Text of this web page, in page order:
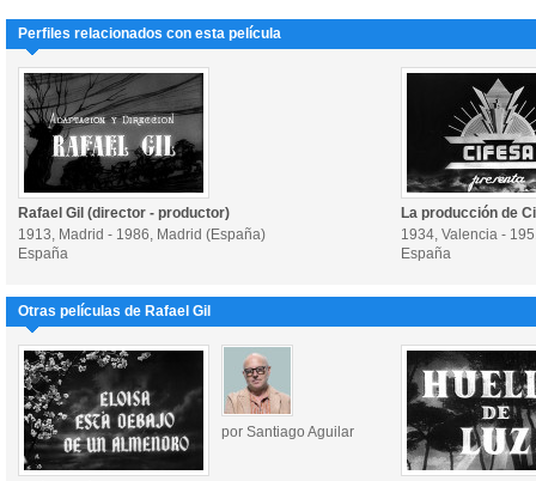
Perfiles relacionados con esta película
Rafael Gil (director - productor)
1913, Madrid - 1986, Madrid (España)
España
La producción de
1934, Valencia -
España
Otras películas de Rafael Gil
por Santiago Aguilar